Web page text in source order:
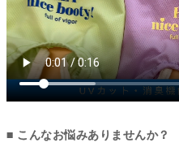
■ こんなお悩みありませんか？